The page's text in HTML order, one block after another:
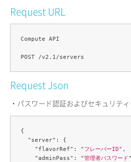
Request URL
Compute API
Request Json
・パスワード認証およびセキュリテ
{
  "server": {
    "flavorRef": "
フレーバーID",
    "adminPass": "
管理者パスワード